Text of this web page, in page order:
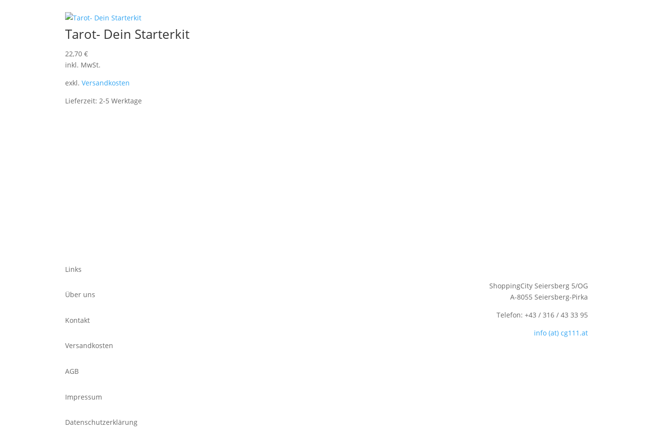
Tarot- Dein Starterkit
22,70€
inkl. MwSt.
exkl.Versandkosten
Lieferzeit:2-5 Werktage
Links
Über uns
Kontakt
Versandkosten
AGB
Impressum
Datenschutzerklärung
ShoppingCity Seiersberg 5/OG
A-8055 Seiersberg-Pirka
Telefon: +43 / 316 / 43 33 95
info (at) cg111.at